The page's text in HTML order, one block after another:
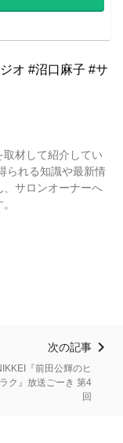
オ #沼口麻子 #サ
材して紹介してい
られる知識や最新情
サロンオーナーへ
次の記事
『前田公輝のヒ
ク』放送ごーき 第4
回